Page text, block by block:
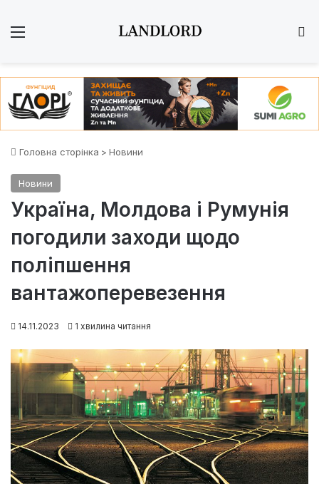
Головна сторінка > Новини
Новини
Україна, Молдова і Румунія
погодили заходи щодо
поліпшення
вантажоперевезення
14.11.2023 1 хвилина читання